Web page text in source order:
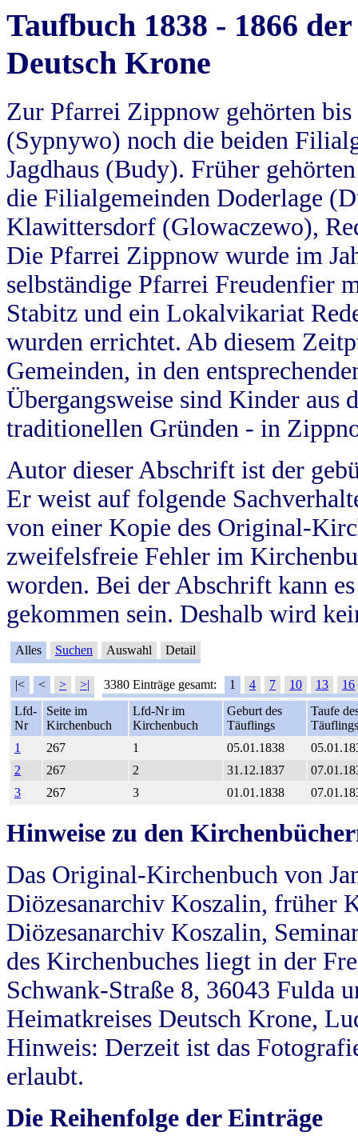
Taufbuch 1838 - 1866
Deutsch Krone
Zur Pfarrei Zippnow gehörten
(Sypnywo) noch die beiden
Jagdhaus (Budy). Früher
die Filialgemeinden Doderlage
Klawittersdorf (Glowaczewo),
Die Pfarrei Zippnow wurde im
selbständige Pfarrei Freudenfier
Stabitz und ein Lokalvikariat
wurden errichtet. Ab diesem
Gemeinden, in den
Übergangsweise sind Kinder aus
traditionellen Gründen - in
Autor dieser Abschrift ist der
Er weist auf folgende
von einer Kopie des Original-
zweifelsfreie Fehler im
worden. Bei der Abschrift kann
gekommen sein. Deshalb wird
Alles Suchen Auswahl Detail
|< < > >| 3380 Einträge gesamt: 1 4 7 10 13
16
Lfd-
Nr
Seite im
Kirchenbuch
Lfd-Nr im
Kirchenbuch
Geburt des
Täuflings
Taufe
Täuflings
1
267 1 05.01.1838
2
267 2 31.12.1837
3
267 3 01.01.1838
Hinweise zu den
Das Original-Kirchenbuch von
Diözesanarchiv Koszalin, früher
Diözesanarchiv Koszalin,
des Kirchenbuches liegt in der
Schwank-Straße 8, 36043 Fulda
Heimatkreises Deutsch Krone,
Hinweis: Derzeit ist das
erlaubt.
Die Reihenfolge der Einträge